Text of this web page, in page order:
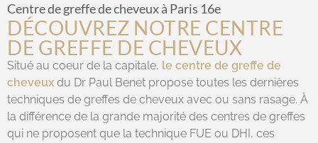
Centre de greffe de cheveux à Paris 16e
DÉCOUVREZ NOTRE CENTRE
DE GREFFE DE CHEVEUX
Situé au coeur de la capitale, le centre de greffe de
cheveux du Dr Paul Benet propose toutes les dernières
techniques de greffes de cheveux avec ou sans rasage. À
la différence de la grande majorité des centres de greffes
qui ne proposent que la technique FUE ou DHI, ces